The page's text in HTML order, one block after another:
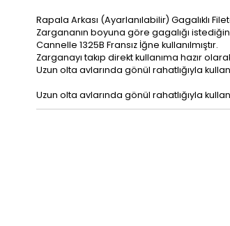
Rapala Arkası (Ayarlanılabilir) Gagalıklı
Zargananın boyuna göre gagalığı
Cannelle 1325B Fransız İğne kullanılmıştır.
Zarganayı takıp direkt kullanıma hazır
Uzun olta avlarında gönül rahatlığıyla
Uzun olta avlarında gönül rahatlığıyla